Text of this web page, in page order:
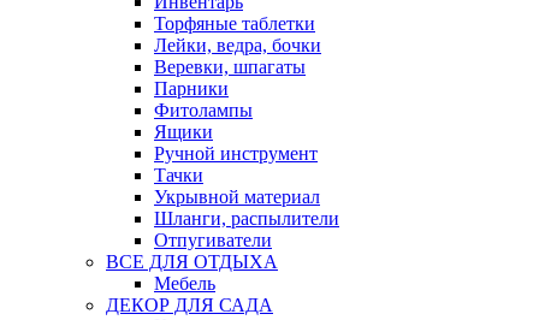
Торфяные таблетки
Лейки, ведра, бочки
Веревки, шпагаты
Парники
Фитолампы
Ящики
Ручной инструмент
Тачки
Укрывной материал
Шланги, распылители
Отпугиватели
ВСЕ ДЛЯ ОТДЫХА
Мебель
ДЕКОР ДЛЯ САДА